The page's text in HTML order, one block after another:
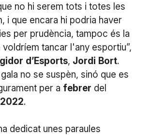
no hi serem tots i totes les
i que encara hi podria haver
per prudència, tampoc és la
tancar l'any esportiu”,
d’Esports, Jordi Bort.
no se suspèn, sinó que es
per a febrer del
2022.
dedicat unes paraules